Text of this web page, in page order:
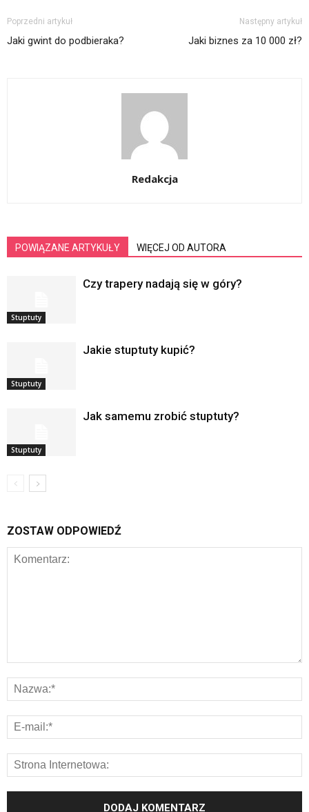
Poprzedni artykuł
Jaki gwint do podbieraka?
Następny artykuł
Jaki biznes za 10 000 zł?
Redakcja
POWIĄZANE ARTYKUŁY WIĘCEJ OD AUTORA
Stuptuty
Czy trapery nadają się w góry?
Stuptuty
Jakie stuptuty kupić?
Stuptuty
Jak samemu zrobić stuptuty?
ZOSTAW ODPOWIEDŹ